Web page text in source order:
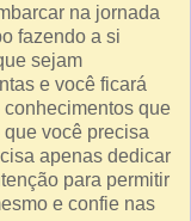
na jornada
fazendo a si
sejam
e você ficará
que
você precisa
apenas dedicar
para permitir
e confie nas